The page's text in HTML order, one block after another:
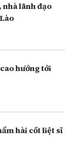
lãnh đạo
hướng tới
hài cốt liệt sĩ